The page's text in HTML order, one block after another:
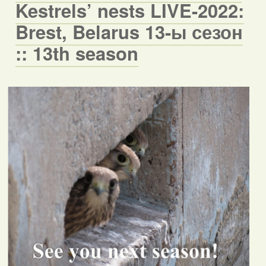
Kestrels’ nests LIVE-2022:
Brest, Belarus 13-ы сезон
:: 13th season